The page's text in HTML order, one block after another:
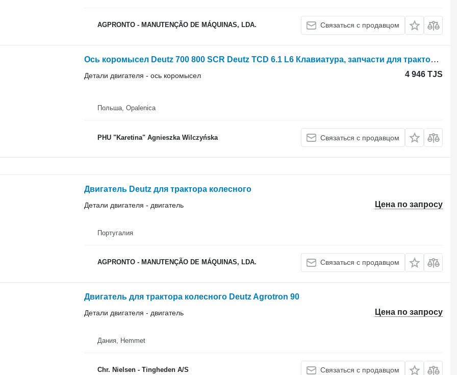
AGPRONTO - MANUTENÇÃO DE MÁQUINAS, LDA. Связаться с продавцом
Ось коромысел Deutz 700 800 SCR Deutz TCD 6.1 L6 Клавиатура, запчасти для трактора колесного Fendt 700 800
4 946 TJS
Детали двигателя - ось коромысел
Польша, Opalenica
PHU "Karetina" Agnieszka Wilczyńska Связаться с продавцом
Двигатель Deutz для трактора колесного
Цена по запросу
Детали двигателя - двигатель
Португалия
AGPRONTO - MANUTENÇÃO DE MÁQUINAS, LDA. Связаться с продавцом
Двигатель для трактора колесного Deutz Agrotron 90
Цена по запросу
Детали двигателя - двигатель
Дания, Hemmet
Chr. Nielsen - Tingheden A/S Связаться с продавцом